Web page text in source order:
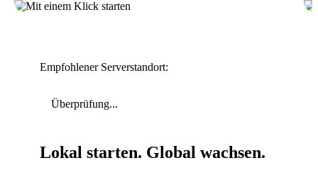
Empfohlener Serverstandort:
Überprüfung...
Lokal starten. Global wachsen.